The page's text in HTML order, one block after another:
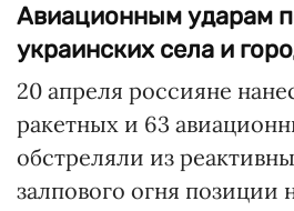
Авиационным ударам
украинских села и
20 апреля россияне
ракетных и 63
обстреляли из
залпового огня позиции